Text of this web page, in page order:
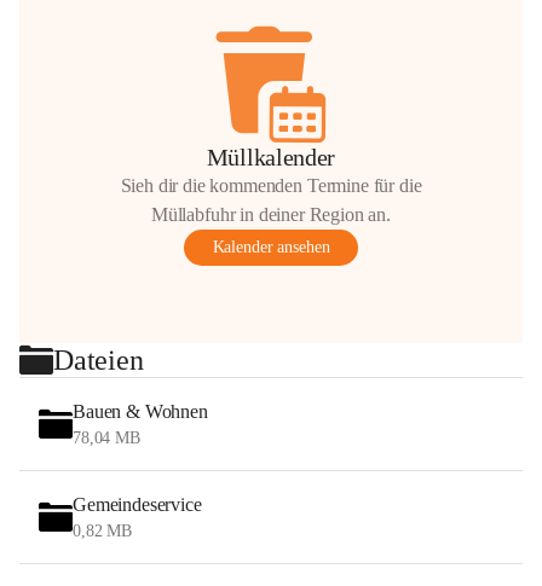
Müllkalender
Sieh dir die kommenden Termine für die
Müllabfuhr in deiner Region an.
Kalender ansehen
Dateien
Bauen & Wohnen
78,04 MB
Gemeindeservice
0,82 MB